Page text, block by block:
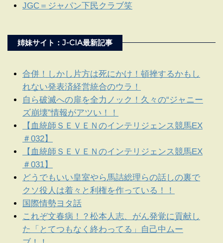
JGC＝ジャパン下民クラブ笑
姉妹サイト：J-CIA最新記事
合併！しかし片方は死にかけ！頓挫するかもし
れない発表済経営統合のウラ！
自ら破滅への扉を全力ノック！久々の“ジャニー
ズ崩壊”情報がアツい！！
【血統師ＳＥＶＥＮのインテリジェンス競馬EX
＃032】
【血統師ＳＥＶＥＮのインテリジェンス競馬EX
＃031】
どうでもいい皇室やら馬詰総理らの話しの裏で
クソ役人は着々と利権を作っている！！
国際情勢ヨタ話
これぞ文春病！？松本人志、がん発覚に貢献し
た「とてつもなく終わってる」自己中ムー